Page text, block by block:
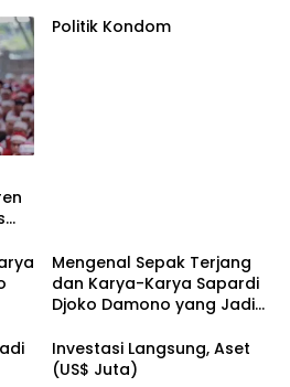
Politik Kondom
Mengenal Sepak Terjang
dan Karya-Karya Sapardi
Djoko Damono yang Jadi
Investasi Langsung, Aset
(US$ Juta)